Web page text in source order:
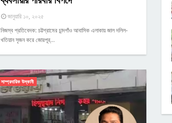
জানুয়ারি ১০, ২০২৫
নিজস্ব প্রতিবেদক: চট্টগ্রামের চান্দগাঁও আবাসিক এলাকায় জাল দলিল-
খতিয়ান সৃজন করে জোরপূর্…
সাম্প্রদায়িক উস্কানী